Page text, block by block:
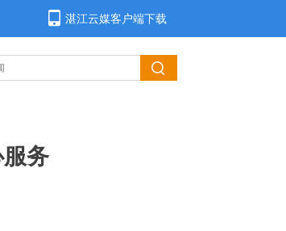
湛江云媒客户端下载
务